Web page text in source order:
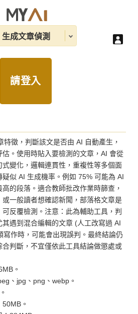
生成文章偵測
請登入
徵，判斷該文是否由 AI 自動產生，
。使用時貼入要檢測的文章，AI 會從
變化，邏輯連貫性，重複性等多個面
似 AI 生成機率。例如 75% 可能為 AI
的段落。適合教師批改作業時篩查，
一般讀者想確認新聞，部落格文章是
反覆檢測。注意：此為輔助工具，判
遇到混合編輯的文章 (人工改寫過 AI
寫作時，可能會出現誤判。最終結論仍
判斷，不宜僅依此工具結論做懲處或
。
、jpg、png、webp。
。